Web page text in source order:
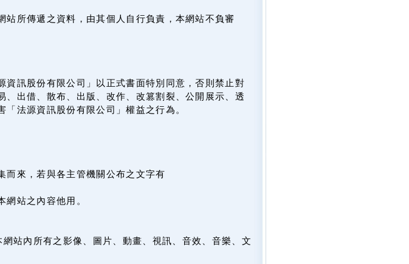
所傳遞之資料，由其個人自行負責，本網站不負審
訊股份有限公司」以正式書面特別同意，否則禁止對
出借、散布、出版、改作、改篡割裂、公開展示、透
法源資訊股份有限公司」權益之行為。
而來，若與各主管機關公布之文字有
網站之內容他用。
站內所有之影像、圖片、動畫、視訊、音效、音樂、文